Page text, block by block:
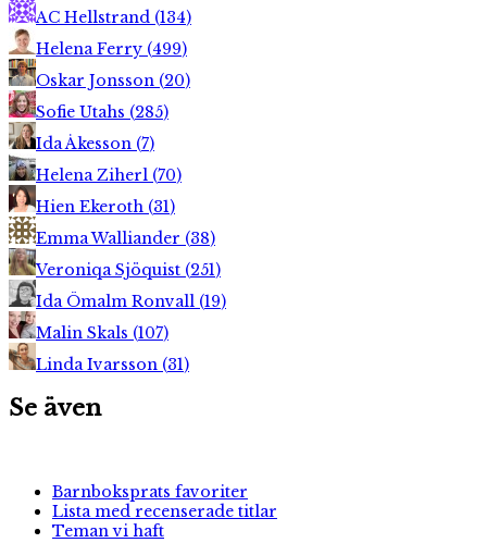
AC Hellstrand (134)
Helena Ferry (499)
Oskar Jonsson (20)
Sofie Utahs (285)
Ida Åkesson (7)
Helena Ziherl (70)
Hien Ekeroth (31)
Emma Walliander (38)
Veroniqa Sjöquist (251)
Ida Ömalm Ronvall (19)
Malin Skals (107)
Linda Ivarsson (31)
Se även
Barnboksprats favoriter
Lista med recenserade titlar
Teman vi haft